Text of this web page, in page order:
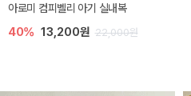
아로미 컴피벨리 아기 실내복
40% 13,200원 22,000원